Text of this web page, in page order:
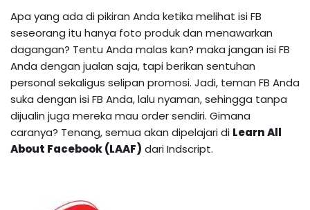
Apa yang ada di pikiran Anda ketika melihat isi FB
seseorang itu hanya foto produk dan menawarkan
dagangan? Tentu Anda malas kan? maka jangan isi FB
Anda dengan jualan saja, tapi berikan sentuhan
personal sekaligus selipan promosi. Jadi, teman FB Anda
suka dengan isi FB Anda, lalu nyaman, sehingga tanpa
dijualin juga mereka mau order sendiri. Gimana
caranya? Tenang, semua akan dipelajari di Learn All
About Facebook (LAAF) dari Indscript.